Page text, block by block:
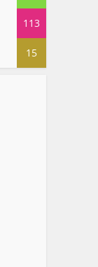
113
15